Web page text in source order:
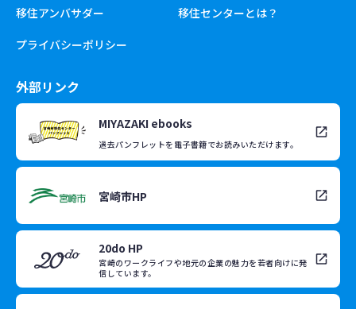
移住アンバサダー
移住センターとは？
プライバシーポリシー
外部リンク
MIYAZAKI ebooks
過去パンフレットを電子書籍でお読みいただけます。
宮崎市HP
20do HP
宮崎のワークライフや地元の企業の魅力を若者向けに発
信しています。